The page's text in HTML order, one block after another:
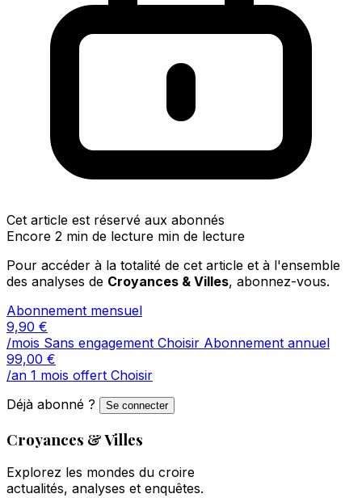
Cet article est réservé aux abonnés
Encore 2 min de lecture min de lecture
Pour accéder à la totalité de cet article et à l'ensemble
des analyses de Croyances & Villes, abonnez-vous.
Abonnement mensuel
9,90 €
/mois Sans engagement Choisir Abonnement annuel
99,00 €
/an 1 mois offert Choisir
Déjà abonné ?
Se connecter
Croyances & Villes
Explorez les mondes du croire
actualités, analyses et enquêtes.